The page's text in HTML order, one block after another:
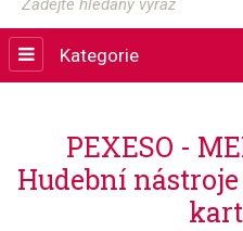
Kategorie
PEXESO -
Hudební